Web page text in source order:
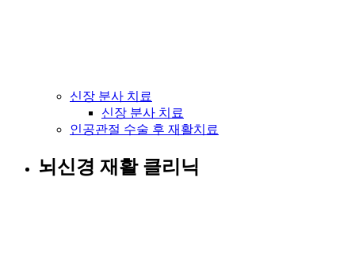
신장 분사 치료
신장 분사 치료
인공관절 수술 후 재활치료
뇌신경 재활 클리닉